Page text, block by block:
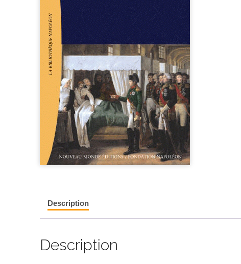
Description
Description